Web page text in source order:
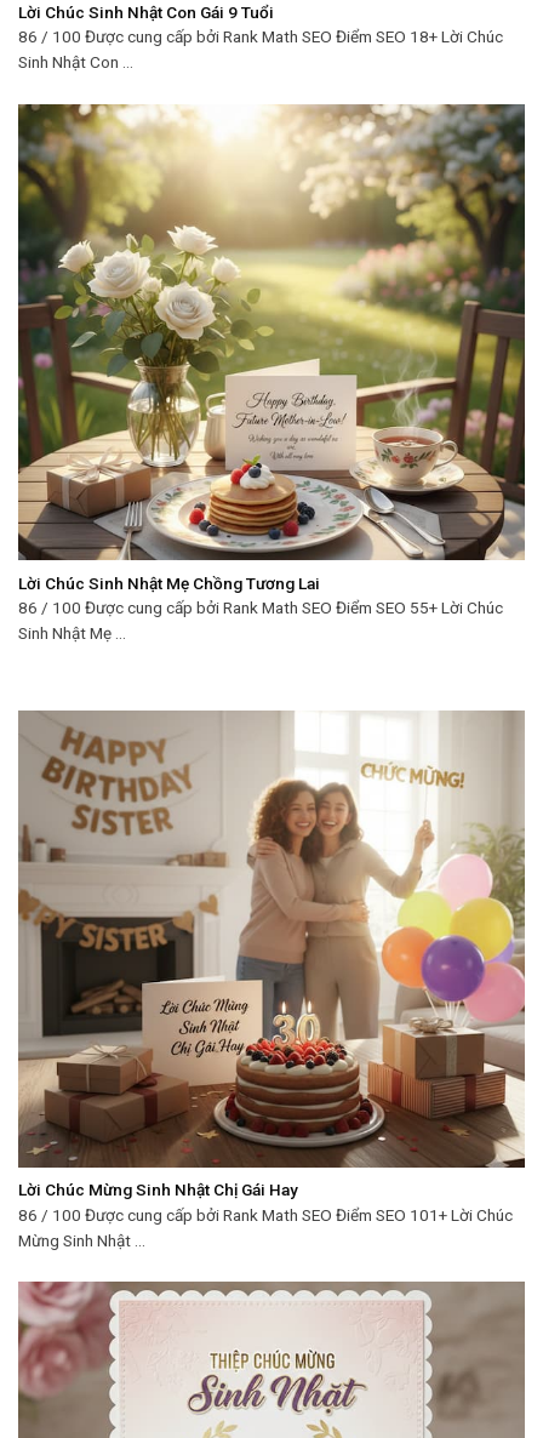
Lời Chúc Sinh Nhật Con Gái 9 Tuổi
86 / 100 Được cung cấp bởi Rank Math SEO Điểm SEO 18+ Lời Chúc
Sinh Nhật Con ...
Lời Chúc Sinh Nhật Mẹ Chồng Tương Lai
86 / 100 Được cung cấp bởi Rank Math SEO Điểm SEO 55+ Lời Chúc
Sinh Nhật Mẹ ...
Lời Chúc Mừng Sinh Nhật Chị Gái Hay
86 / 100 Được cung cấp bởi Rank Math SEO Điểm SEO 101+ Lời Chúc
Mừng Sinh Nhật ...